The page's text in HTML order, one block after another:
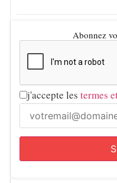
Abonnez
j'accepte les termes